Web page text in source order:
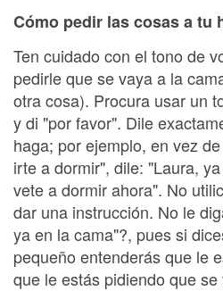
Cómo pedir las cosas a tu
Ten cuidado con el tono de
pedirle que se vaya a la
otra cosa). Procura usar un
y di "por favor". Dile
haga; por ejemplo, en vez
irte a dormir", dile: "Laura,
vete a dormir ahora". No
dar una instrucción. No le
ya en la cama"?, pues si
pequeño entenderás que le
que le estás pidiendo que